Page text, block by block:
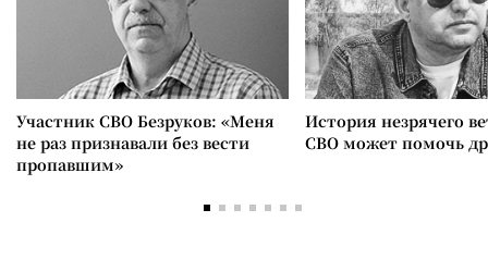
Участник СВО Безруков: «Меня
не раз признавали без вести
пропавшим»
История незрячего
СВО может помочь